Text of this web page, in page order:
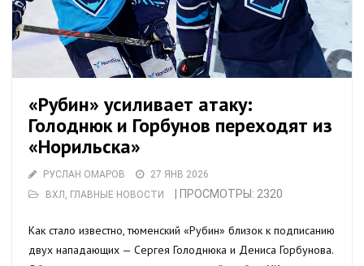
«Рубин» усиливает атаку:
Голоднюк и Горбунов переходят из
«Норильска»
РУСЛАН ОМАРОВ
27 ЯНВ 2026
ВХЛ ГЛАВНЫЕ НОВОСТИ | ПРОСМОТРЫ: 2320
Как стало известно, тюменский «Рубин» близок к подписанию
двух нападающих — Сергея Голоднюка и Дениса Горбунова.